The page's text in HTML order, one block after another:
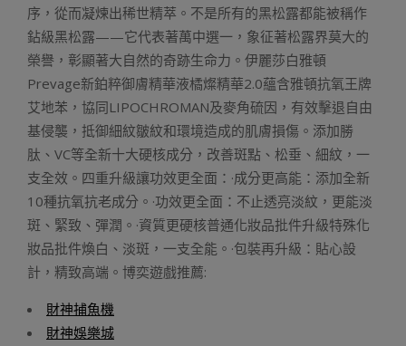
序，從而凝煉出稀世精萃。不是所有的黑松露都能被稱作
鉆級黑松露——它代表著萬中選一，象征著松露界莫大的
榮譽，彰顯著大自然的奇跡生命力。伊麗莎白雅頓
Prevage新鉑粹御膚精華液橘燦精華2.0蘊含雅頓抗氧王牌
艾地苯，協同LIPOCHROMAN及麥角硫因，有效擊退自由
基侵襲，抵御細紋皺紋和環境造成的肌膚損傷。添加勝
肽、VC等全新十大硬核成分，改善斑點、松垂、細紋，一
支全效。四重升級讓功效更全面：·成分更高能：添加全新
10種抗氧抗老成分。·功效更全面：不止透亮淡紋，更能淡
斑、緊致、彈潤。·資質更硬核普通化妝品批件升級特殊化
妝品批件煥白、淡斑，一支全能。·包裝再升級：貼心設
計，精致高端。博奕遊戲推薦:
財神捕魚機
財神娛樂城